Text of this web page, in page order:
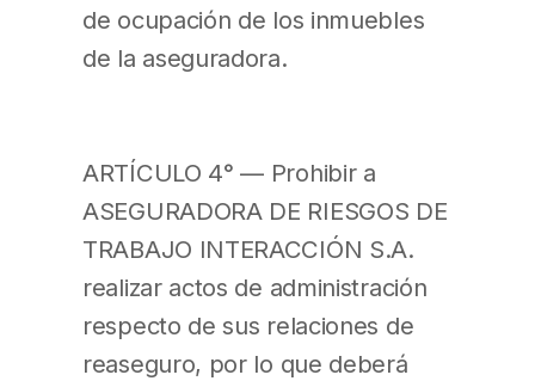
de ocupación de los inmuebles
de la aseguradora.
ARTÍCULO 4° — Prohibir a
ASEGURADORA DE RIESGOS DE
TRABAJO INTERACCIÓN S.A.
realizar actos de administración
respecto de sus relaciones de
reaseguro, por lo que deberá